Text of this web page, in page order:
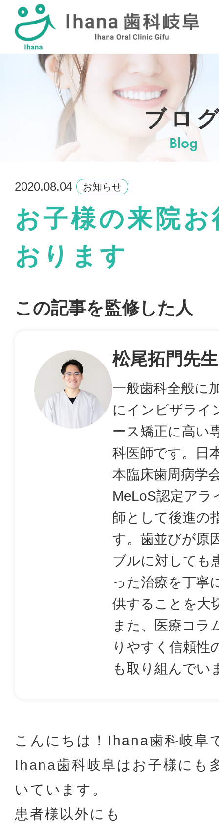
採用情報
ブロ
Blog
2020.08.04 お知らせ
お子様の来院
おります
この記事を監修した人
松尾拓門先生
一般歯科全般に
にインビザライ
ース矯正に高い
科医師です。日
本臨床歯周病学
MeLoS認定アラ
師として後進の
す。歯並びが原
ブルに対しても
った治療を丁寧
供することを大
また、医療コラ
りやすく信頼性
も取り組んでい
こんにちは！Ihana歯科岐
Ihana歯科岐阜はお子様にも
いています。
患者様以外にも